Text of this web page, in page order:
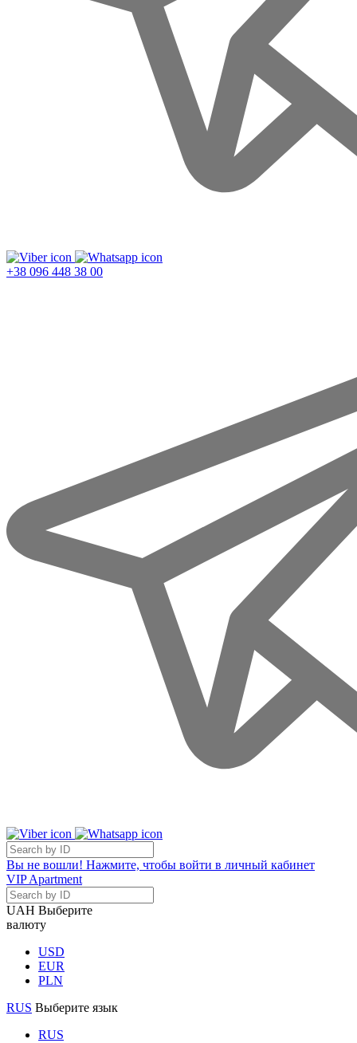
+38 096 448 38 00
Вы не вошли! Нажмите, чтобы войти в личный кабинет
VIP Apartment
UAH Выберите
валюту
USD
EUR
PLN
RUS Выберите язык
RUS